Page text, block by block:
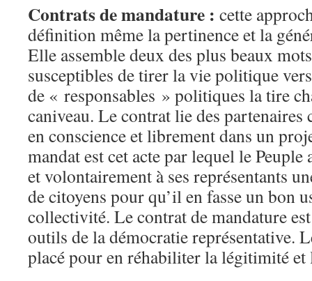
Contrats de mandature : cette
définition même la pertinence et la
Elle assemble deux des plus beaux
susceptibles de tirer la vie politique
de « responsables » politiques la tire
caniveau. Le contrat lie des partenaires
en conscience et librement dans un
mandat est cet acte par lequel le
et volontairement à ses représentants
de citoyens pour qu’il en fasse un bon
collectivité. Le contrat de mandature
outils de la démocratie représentative.
placé pour en réhabiliter la légitimité